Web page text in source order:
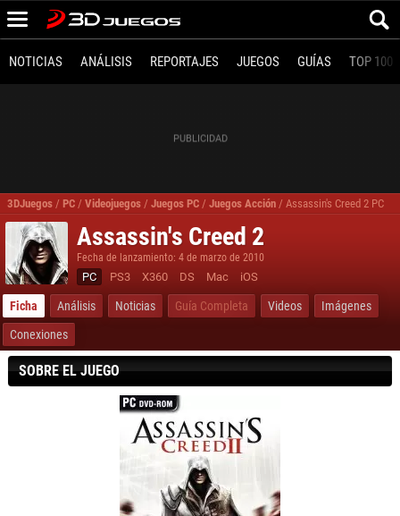
NOTICIAS ANÁLISIS REPORTAJES JUEGOS GUÍAS TOP 100
3DJuegos / PC / Videojuegos / Juegos PC / Juegos Acción / Assassin's Creed 2 PC
Assassin's Creed 2
Fecha de lanzamiento: 4 de marzo de 2010
PC PS3 X360 DS Mac iOS
Ficha Análisis Noticias Guía Completa Videos
Imágenes
Conexiones
SOBRE EL JUEGO